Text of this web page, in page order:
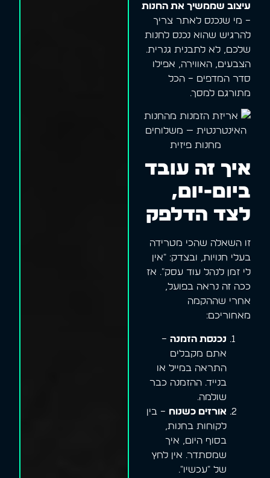
עיצוב שממשיך את החנות
– מי שנכנס לאתר צריך
להרגיש שהוא נכנס לחנות
שלכם, לא לתבנית גנרית.
הצבעים, האווירה, אפילו
סדר המדפים – הכל
מתורגם למסך.
איך זה עובד
ביום-יום,
לצד הדלפק
זו השאלה שהכי מטרידה
בעלי חנויות, ובצדק: "אין
לי זמן לנהל עוד עסק". אז
ככה זה נראה בפועל,
אחרי שההקמה
מאחוריכם:
נכנסת הזמנה –
אתם מקבלים
התראה במייל או
בנייד. ההזמנה כבר
שולמה.
אורזים כשנוח – בין
לקוחות בחנות,
בסוף היום, איך
שמסתדר. אין לחץ
של "עכשיו".